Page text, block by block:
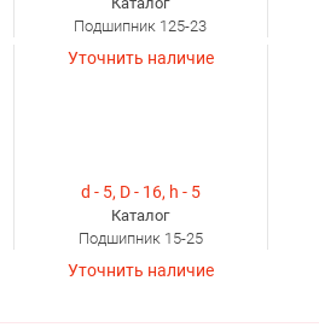
Подшипник 125-23
Уточнить наличие
d - 5, D - 16, h - 5
Каталог
Подшипник 15-25
Уточнить наличие